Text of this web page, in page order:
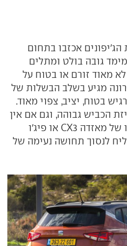
אכזבו בתחום
גובה בולט ומתלים
מאוד זורם או בטוח על
מגיע בשלב הבשלות של
בטוח, יציב, צפוי מאוד.
הכביש גבוהה, וגם אם אין
לו אופי ספורטיבי כמו של מאזדה CX3 או פיג'ו
לנסוך תחושה נעימה של